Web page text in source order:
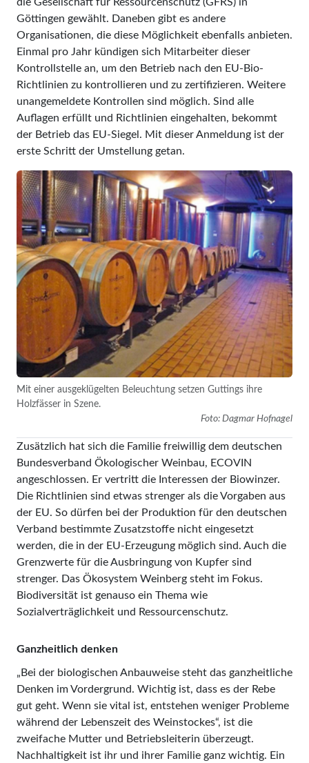
Göttingen gewählt. Daneben gibt es andere
Organisationen, die diese Möglichkeit ebenfalls anbieten.
Einmal pro Jahr kündigen sich Mitarbeiter dieser
Kontrollstelle an, um den Betrieb nach den EU-Bio-
Richtlinien zu kontrollieren und zu zertifizieren. Weitere
unangemeldete Kontrollen sind möglich. Sind alle
Auflagen erfüllt und Richtlinien eingehalten, bekommt
der Betrieb das EU-Siegel. Mit dieser Anmeldung ist der
erste Schritt der Umstellung getan.
Mit einer ausgeklügelten Beleuchtung setzen Guttings ihre
Holzfässer in Szene.
Foto: Dagmar Hofnagel
Zusätzlich hat sich die Familie freiwillig dem deutschen
Bundesverband Ökologischer Weinbau, ECOVIN
angeschlossen. Er vertritt die Interessen der Biowinzer.
Die Richtlinien sind etwas strenger als die Vorgaben aus
der EU. So dürfen bei der Produktion für den deutschen
Verband bestimmte Zusatzstoffe nicht eingesetzt
werden, die in der EU-Erzeugung möglich sind. Auch die
Grenzwerte für die Ausbringung von Kupfer sind
strenger. Das Ökosystem Weinberg steht im Fokus.
Biodiversität ist genauso ein Thema wie
Sozialverträglichkeit und Ressourcenschutz.
Ganzheitlich denken
„Bei der biologischen Anbauweise steht das ganzheitliche
Denken im Vordergrund. Wichtig ist, dass es der Rebe
gut geht. Wenn sie vital ist, entstehen weniger Probleme
während der Lebenszeit des Weinstockes“, ist die
zweifache Mutter und Betriebsleiterin überzeugt.
Nachhaltigkeit ist ihr und ihrer Familie ganz wichtig. Ein